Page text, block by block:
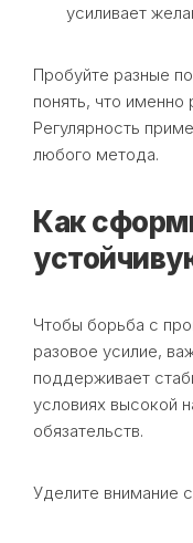
усиливает
Пробуйте разные
понять, что
Регулярность
любого метода.
Как
Чтобы борьба с
разовое усилие,
поддерживает
условиях высокой
обязательств.
Уделите внимание